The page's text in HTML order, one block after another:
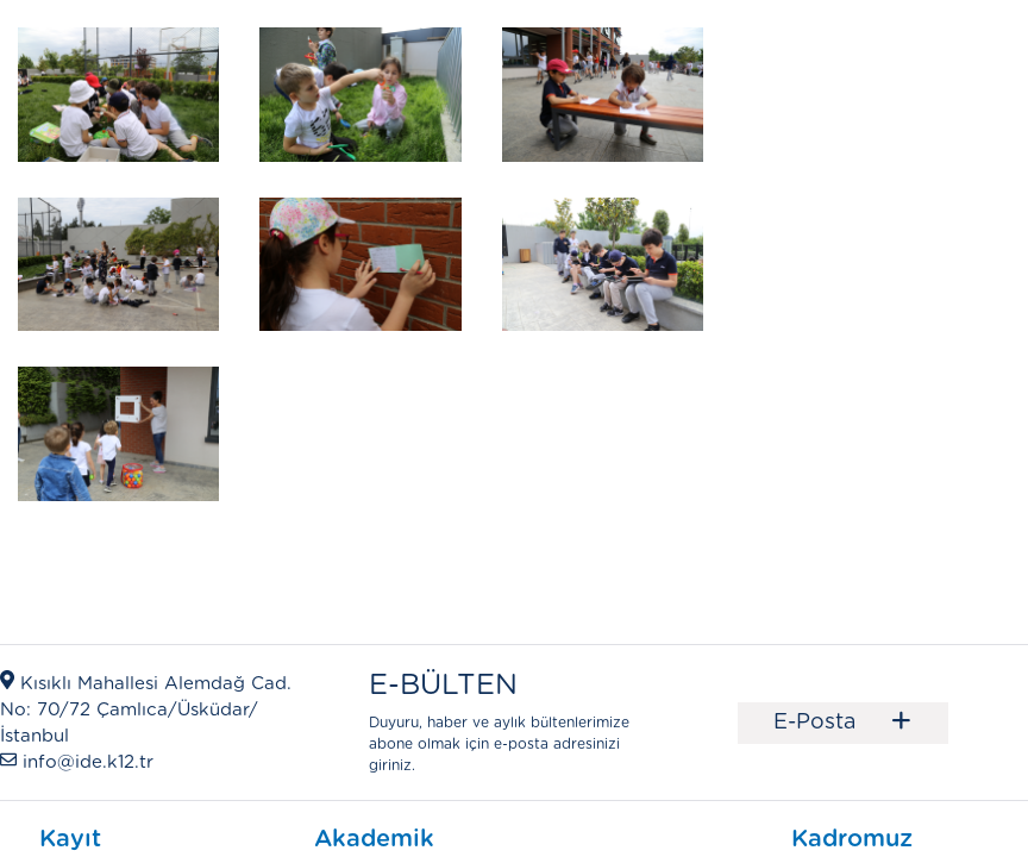
Kısıklı Mahallesi Alemdağ Cad.
No: 70/72 Çamlıca/Üsküdar/
İstanbul
info@ide.k12.tr
E-BÜLTEN
Duyuru, haber ve aylık bültenlerimize
abone olmak için e-posta adresinizi
giriniz.
E-Posta +
Kayıt Akademik Kadromuz